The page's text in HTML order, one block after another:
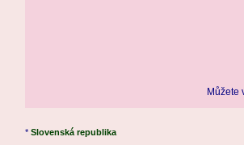
Můžete
* Slovenská republika